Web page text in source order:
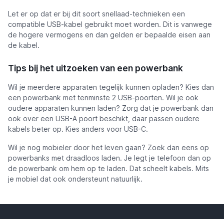
Let er op dat er bij dit soort snellaad-technieken een
compatible USB-kabel gebruikt moet worden. Dit is vanwege
de hogere vermogens en dan gelden er bepaalde eisen aan
de kabel.
Tips bij het uitzoeken van een powerbank
Wil je meerdere apparaten tegelijk kunnen opladen? Kies dan
een powerbank met tenminste 2 USB-poorten. Wil je ook
oudere apparaten kunnen laden? Zorg dat je powerbank dan
ook over een USB-A poort beschikt, daar passen oudere
kabels beter op. Kies anders voor USB-C.
Wil je nog mobieler door het leven gaan? Zoek dan eens op
powerbanks met draadloos laden. Je legt je telefoon dan op
de powerbank om hem op te laden. Dat scheelt kabels. Mits
je mobiel dat ook ondersteunt natuurlijk.